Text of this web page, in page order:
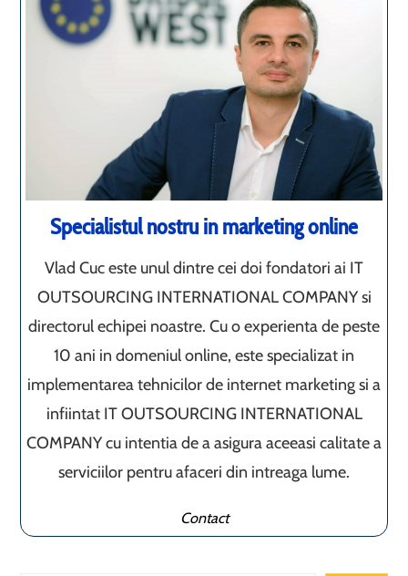
Specialistul nostru in marketing online
Vlad Cuc este unul dintre cei doi fondatori ai IT
OUTSOURCING INTERNATIONAL COMPANY si
directorul echipei noastre. Cu o experienta de peste
10 ani in domeniul online, este specializat in
implementarea tehnicilor de internet marketing si a
infiintat IT OUTSOURCING INTERNATIONAL
COMPANY cu intentia de a asigura aceeasi calitate a
serviciilor pentru afaceri din intreaga lume.
Contact